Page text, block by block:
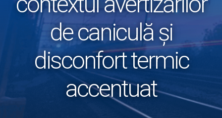
de caniculă și
disconfort termic
accentuat